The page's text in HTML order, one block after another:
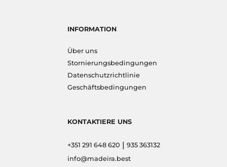
INFORMATION
Über uns
Stornierungsbedingungen
Datenschutzrichtlinie
Geschäftsbedingungen
KONTAKTIERE UNS
+351 291 648 620 | 935 363132
info@madeira.best